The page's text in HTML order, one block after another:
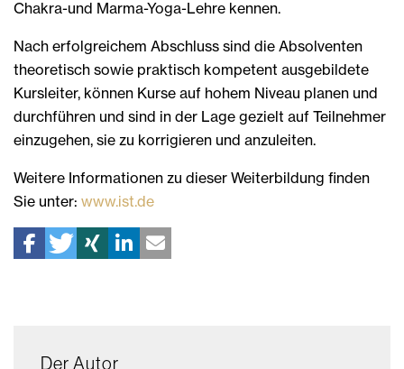
Chakra-und Marma-Yoga-Lehre kennen.
Nach erfolgreichem Abschluss sind die Absolventen
theoretisch sowie praktisch kompetent ausgebildete
Kursleiter, können Kurse auf hohem Niveau planen und
durchführen und sind in der Lage gezielt auf Teilnehmer
einzugehen, sie zu korrigieren und anzuleiten.
Weitere Informationen zu dieser Weiterbildung finden
Sie unter: www.ist.de
Der Autor